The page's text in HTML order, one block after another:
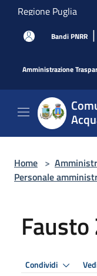
Salta al contenuto
Regione Puglia
Bandi PNRR |
Amministrazione
Home >
Personale
Fausto
Condividi